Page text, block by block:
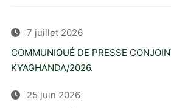
7 juillet 2026
COMMUNIQUÉ DE PRESSE
KYAGHANDA/2026.
25 juin 2026